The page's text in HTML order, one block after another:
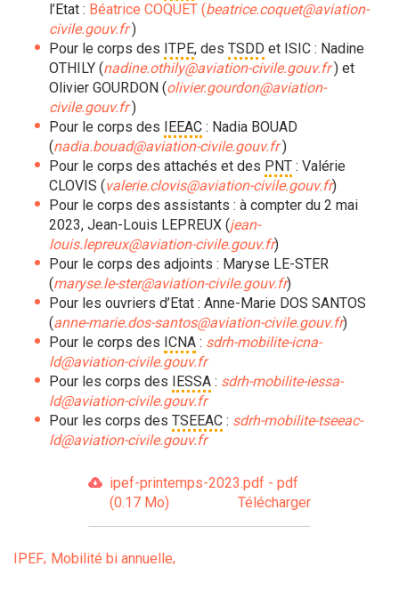
l’Etat : Béatrice COQUET (beatrice.coquet@aviation-
civile.gouv.fr )
Pour le corps des ITPE, des TSDD et ISIC : Nadine
OTHILY (nadine.othily@aviation-civile.gouv.fr ) et
Olivier GOURDON (olivier.gourdon@aviation-
civile.gouv.fr )
Pour le corps des IEEAC : Nadia BOUAD
(nadia.bouad@aviation-civile.gouv.fr )
Pour le corps des attachés et des PNT : Valérie
CLOVIS (valerie.clovis@aviation-civile.gouv.fr)
Pour le corps des assistants : à compter du 2 mai
2023, Jean-Louis LEPREUX (jean-
louis.lepreux@aviation-civile.gouv.fr)
Pour le corps des adjoints : Maryse LE-STER
(maryse.le-ster@aviation-civile.gouv.fr)
Pour les ouvriers d’Etat : Anne-Marie DOS SANTOS
(anne-marie.dos-santos@aviation-civile.gouv.fr)
Pour le corps des ICNA : sdrh-mobilite-icna-
ld@aviation-civile.gouv.fr
Pour les corps des IESSA : sdrh-mobilite-iessa-
ld@aviation-civile.gouv.fr
Pour les corps des TSEEAC : sdrh-mobilite-tseeac-
ld@aviation-civile.gouv.fr
ipef-printemps-2023.pdf - pdf
(0.17 Mo)
Télécharger
IPEF Mobilité bi annuelle